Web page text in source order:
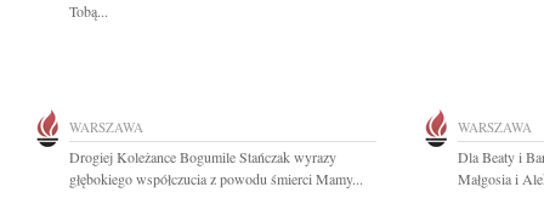
Tobą...
WARSZAWA
Drogiej Koleżance Bogumile Stańczak wyrazy
głębokiego współczucia z powodu śmierci Mamy...
WARSZAWA
Dla Beaty i
Małgosia i